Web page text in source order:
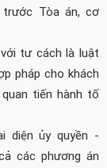
Tòa án, cơ
tư cách là luật
pháp cho khách
tiến hành tố
diện ủy quyền -
các phương án